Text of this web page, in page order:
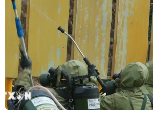
30/09/2019 09:12
Những đứa trẻ khuyết tật kém may
học tại lớp học tình thương của cô Lê
tại chùa Hương Lan, thôn Đông Cựu,
huyện Chương Mỹ, Hà Nội).